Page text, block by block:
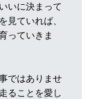
いに決まって
見ていれば、
っていきま
ではありませ
ることを愛し